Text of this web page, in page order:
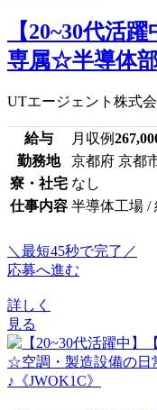
【20~30代活
専属☆半導体
UTエージェント株式
給与 月収例
勤務地
京都府 京都
寮・社宅 なし
仕事内容 半導体工場 /
＼最短45秒で完了／
応募へ進む
詳しく
見る